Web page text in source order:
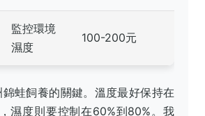
監控環境
濕度
100-200元
蛙飼養的關鍵。溫度最好保持在
濕度則要控制在60%到80%。我